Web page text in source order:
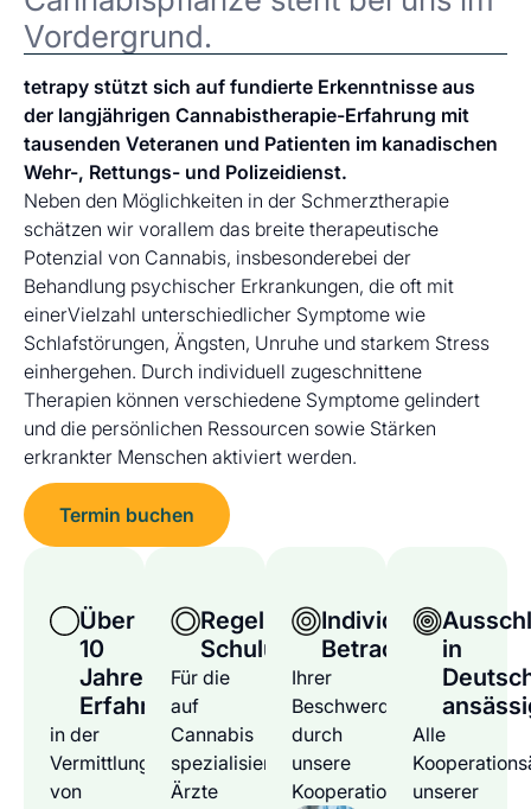
Vordergrund.
tetrapy stützt sich auf fundierte Erkenntnisse aus
der langjährigen Cannabistherapie-Erfahrung mit
tausenden Veteranen und Patienten im kanadischen
Wehr-, Rettungs- und Polizeidienst.
Neben den Möglichkeiten in der Schmerztherapie
schätzen wir vorallem das breite therapeutische
Potenzial von Cannabis, insbesonderebei der
Behandlung psychischer Erkrankungen, die oft mit
einerVielzahl unterschiedlicher Symptome wie
Schlafstörungen, Ängsten, Unruhe und starkem Stress
einhergehen. Durch individuell zugeschnittene
Therapien können verschiedene Symptome gelindert
und die persönlichen Ressourcen sowie Stärken
erkrankter Menschen aktiviert werden.
Termin buchen
Über
10
Jahre
Erfahrung
in der
Vermittlung
von
Regelmäßige
Schulungen
Für die
auf
Cannabis
spezialisierten
Ärzte
Individuelle
Betrachtung
Ihrer
Beschwerden
durch
unsere
Kooperationsärzte
in
Alle
unserer